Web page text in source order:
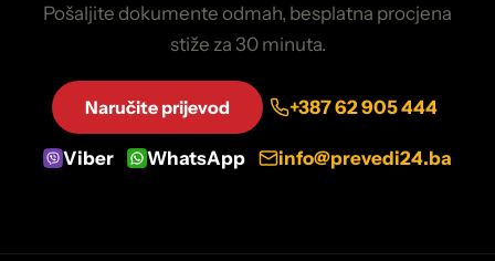
Pošaljite dokumente odmah, besplatna procjena
stiže za 30 minuta.
Naručite prijevod +387 62 905 444
Viber WhatsApp info@prevedi24.ba